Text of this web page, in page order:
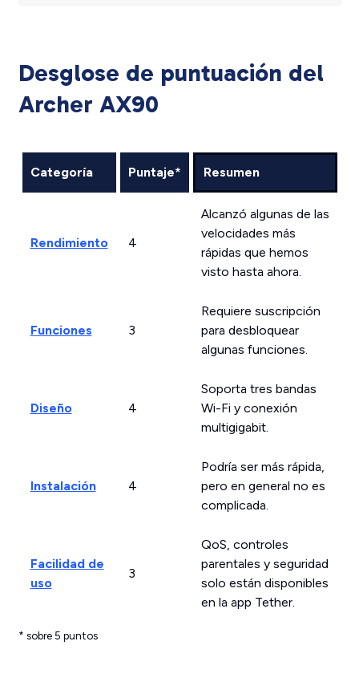
Desglose de puntuación del
Archer AX90
Categoría Puntaje* Resumen
Rendimiento 4
Alcanzó algunas de las
velocidades más
rápidas que hemos
visto hasta ahora.
Funciones 3
Requiere suscripción
para desbloquear
algunas funciones.
Diseño 4
Soporta tres bandas
Wi-Fi y conexión
multigigabit.
Instalación 4
Podría ser más rápida,
pero en general no es
complicada.
Facilidad de
uso
3
QoS, controles
parentales y seguridad
solo están disponibles
en la app Tether.
* sobre 5 puntos